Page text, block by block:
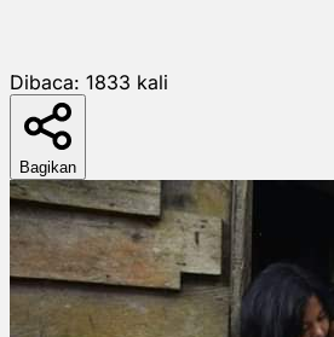
Dibaca: 1833 kali
Bagikan